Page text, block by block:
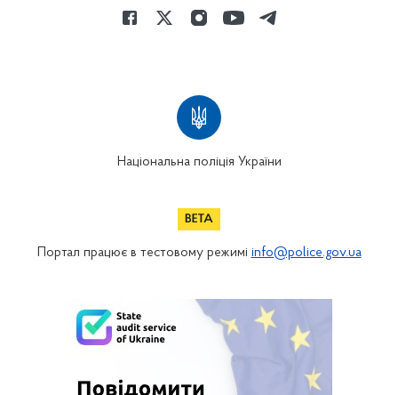
Національна поліція України
Портал працює в тестовому режимі info@police.gov.ua